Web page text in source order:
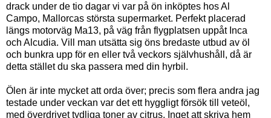
drack under de tio dagar vi var på ön inköptes hos Al
Campo, Mallorcas största supermarket. Perfekt placerad
längs motorväg Ma13, på väg från flygplatsen uppåt Inca
och Alcudia. Vill man utsätta sig öns bredaste utbud av öl
och bunkra upp för en eller två veckors självhushåll, då är
detta stället du ska passera med din hyrbil.
Ölen är inte mycket att orda över; precis som flera andra jag
testade under veckan var det ett hyggligt försök till veteöl,
med överdrivet tydliga toner av citrus. Inget att skriva hem